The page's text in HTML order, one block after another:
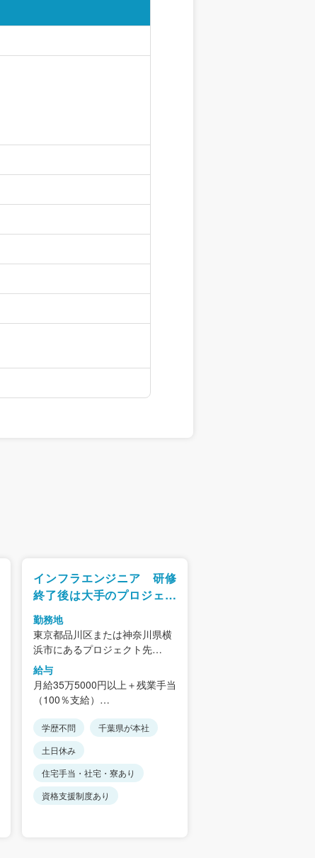
インフラエンジニア 研修
終了後は大手のプロジェク
トに配属
勤務地
東京都品川区または神奈川県横
浜市にあるプロジェクト先
※転居を伴う転勤はありませ
ん。
※ご希望を考慮し決定します。
＜アクセス＞
プロジェクト先によって異なり
ます。
＜東京都品川区にあるプロジェ
クト先の場合＞
JR山手線、他各線「五反田駅」
より徒歩6分
給与
月給35万5000円以上＋残業手当
（100％支給）
＜想定年収＞
600万円（30歳、入社2年）
690万円（36歳、入社3年）
学歴不問
千葉県が本社
土日休み
住宅手当・社宅・寮あり
資格支援制度あり